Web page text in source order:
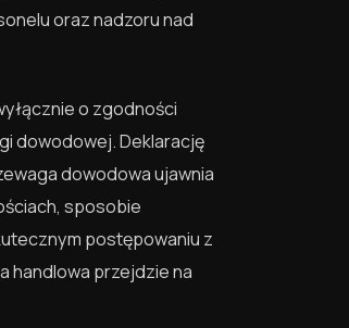
oraz nadzoru nad
o zgodności
dowodowej. Deklarację
dowodowa ujawnia
sposobie
postępowaniu z
handlowa przejdzie na